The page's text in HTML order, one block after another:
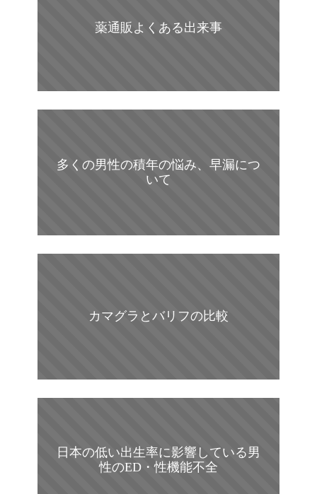
薬通販よくある出来事
多くの男性の積年の悩み、早漏につ
いて
カマグラとバリフの比較
日本の低い出生率に影響している男
性のED・性機能不全